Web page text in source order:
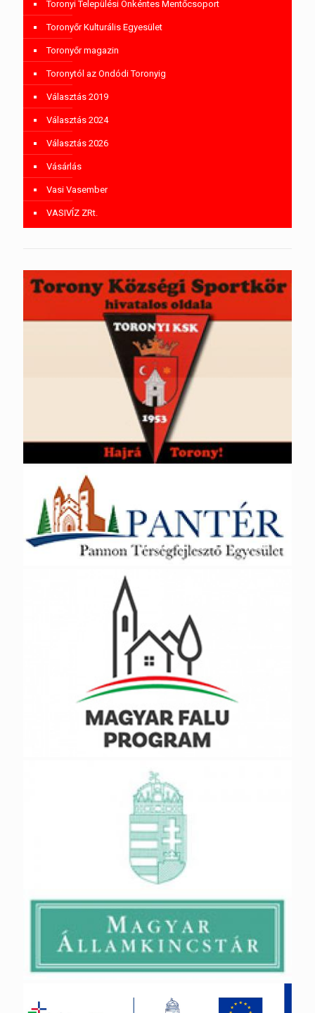
Toronyi Települési Önkéntes Mentőcsoport
Toronyőr Kulturális Egyesület
Toronyőr magazin
Toronytól az Ondódi Toronyig
Választás 2019
Választás 2024
Választás 2026
Vásárlás
Vasi Vasember
VASIVÍZ ZRt.